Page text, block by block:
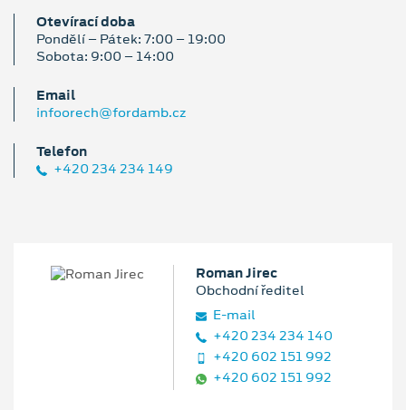
Otevírací doba
Pondělí – Pátek: 7:00 – 19:00
Sobota: 9:00 – 14:00
Email
infoorech@fordamb.cz
Telefon
+420 234 234 149
Roman Jirec
Obchodní ředitel
E‑mail
+420 234 234 140
+420 602 151 992
+420 602 151 992